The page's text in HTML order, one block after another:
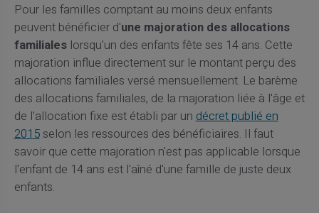
Pour les familles comptant au moins deux enfants
peuvent bénéficier d'une majoration des allocations
familialeslorsqu'un des enfants fête ses 14 ans. Cette
majoration influe directement sur le montant perçu des
allocations familiales versé mensuellement. Le barème
des allocations familiales, de la majoration liée à l'âge et
de l'allocation fixe est établi par undécret publié en
2015selon les ressources des bénéficiaires. Il faut
savoir que cette majoration n'est pas applicable lorsque
l'enfant de 14 ans est l'aîné d'une famille de juste deux
enfants.